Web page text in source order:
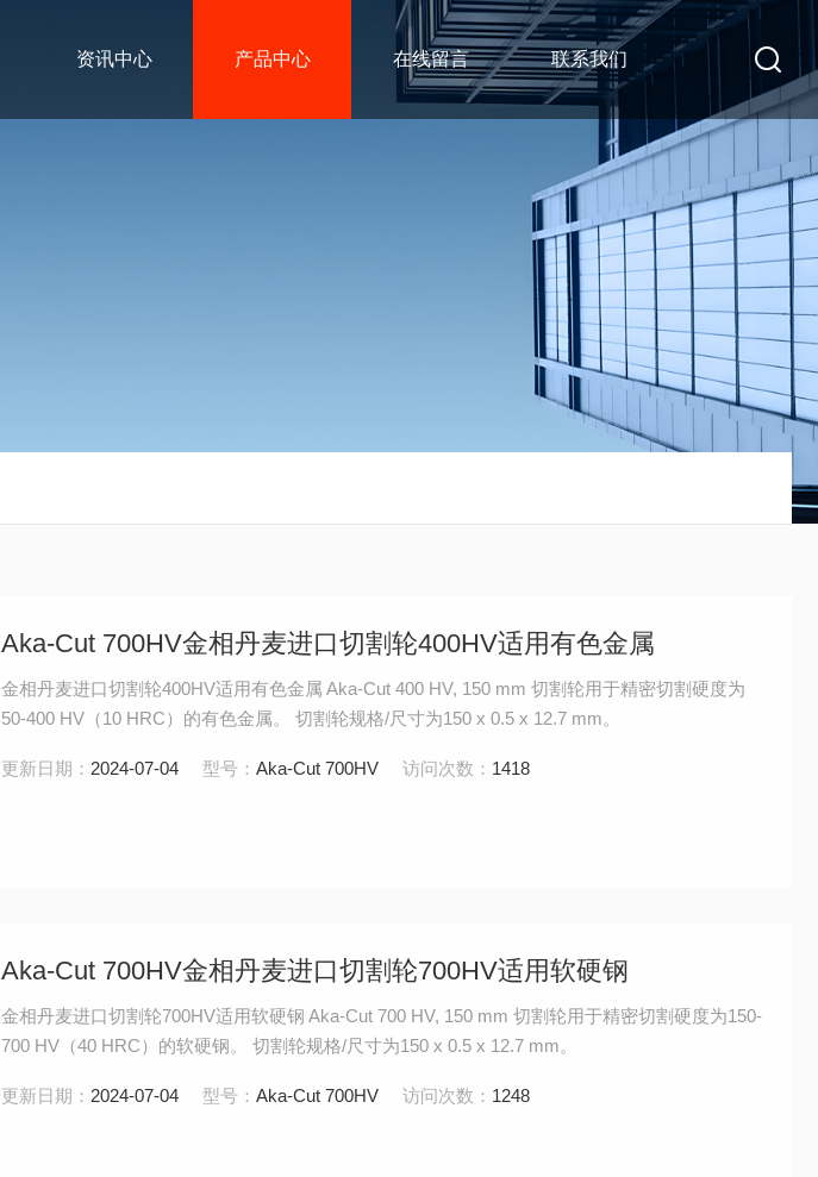
资讯中心 产品中心 在线留言 联系我们
Aka-Cut 700HV金相丹麦进口切割轮400HV适用有色金属
金相丹麦进口切割轮400HV适用有色金属 Aka-Cut 400 HV, 150 mm 切割轮用于精密切割硬度为
50-400 HV（10 HRC）的有色金属。 切割轮规格/尺寸为150 x 0.5 x 12.7 mm。
更新日期： 2024-07-04 型号：Aka-Cut 700HV 访问次数： 1418
Aka-Cut 700HV金相丹麦进口切割轮700HV适用软硬钢
金相丹麦进口切割轮700HV适用软硬钢 Aka-Cut 700 HV, 150 mm 切割轮用于精密切割硬度为150-
700 HV（40 HRC）的软硬钢。 切割轮规格/尺寸为150 x 0.5 x 12.7 mm。
更新日期： 2024-07-04 型号：Aka-Cut 700HV 访问次数： 1248